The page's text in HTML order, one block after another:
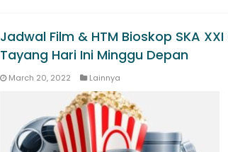
Jadwal Film & HTM Bioskop SKA
Tayang Hari Ini Minggu Depan
March 20, 2022 Lainnya